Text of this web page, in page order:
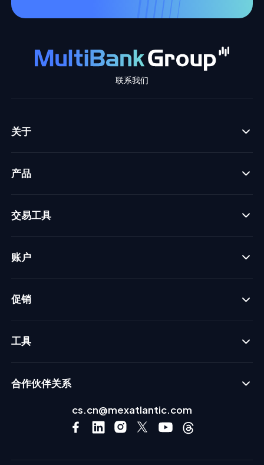
联系我们
关于
产品
交易工具
账户
促销
工具
合作伙伴关系
cs.cn@mexatlantic.com